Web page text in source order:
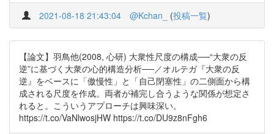
2021-08-18 21:43:04 @Kchan_ (投稿一覧)
【論文】羽鳥他(2008, 心研) 大衆性尺度の構成──“大衆の反
逆”に基づく大衆の心的構造分析──／オルテガ『大衆の反
逆』をベースに「傲慢性」と「自己閉塞性」の二側面から構
成される尺度を作成。両者が補完し合うような関係が想定さ
れると。こういうアプローチは興味深い。
https://t.co/VaNlwosjHW https://t.co/DU9z8nFgh6